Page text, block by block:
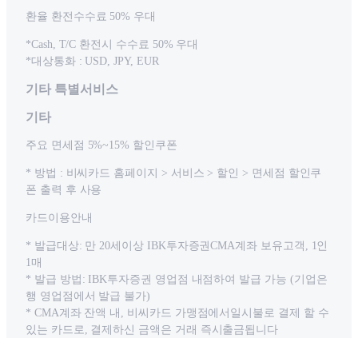
환율 환전수수료 50% 우대
*Cash, T/C 환전시 수수료 50% 우대
*대상통화 : USD, JPY, EUR
기타 특별서비스
기타
주요 면세점 5%~15% 할인쿠폰
* 방법 : 비씨카드 홈페이지 > 서비스 > 할인 > 면세점 할인쿠
폰 출력 후 사용
카드이용안내
* 발급대상: 만 20세이상 IBK투자증권CMA계좌 보유고객, 1인
1매
* 발급 방법: IBK투자증권 영업점 내점하여 발급 가능 (기업은
행 영업점에서 발급 불가)
* CMA계좌 잔액 내, 비씨카드 가맹점에서일시불로 결제 할 수
있는 카드로, 결제하신 금액은 거래 즉시출금됩니다